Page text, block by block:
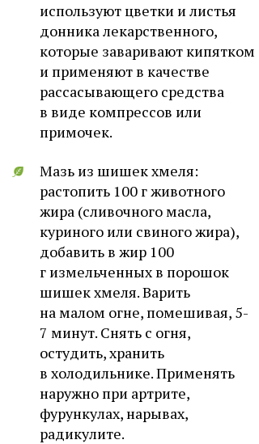
используют цветки и листья
донника лекарственного,
которые заваривают кипятком
и применяют в качестве
рассасывающего средства
в виде компрессов или
примочек.
Мазь из шишек хмеля:
растопить 100 г животного
жира (сливочного масла,
куриного или свиного жира),
добавить в жир 100
г измельченных в порошок
шишек хмеля. Варить
на малом огне, помешивая, 5-
7 минут. Снять с огня,
остудить, хранить
в холодильнике. Применять
наружно при артрите,
фурункулах, нарывах,
радикулите.